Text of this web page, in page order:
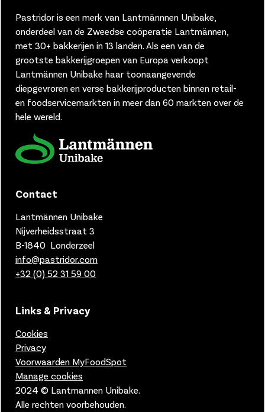
Pastridor is een merk van Lantmännnen Unibake,
onderdeel van de Zweedse coöperatie Lantmännen,
met 30+ bakkerijen in 13 landen. Als een van de
grootste bakkerijgroepen van Europa verkoopt
Lantmännen Unibake haar toonaangevende
diepgevroren en verse bakkerijproducten binnen retail-
en foodservicemarkten in meer dan 60 markten over de
hele wereld.
Contact
Lantmännen Unibake
Nijverheidsstraat 3
B-1840 Londerzeel
info@pastridor.com
+32 (0) 52 31 59 00
Links & Privacy
Cookies
Privacy
Voorwaarden MyFoodSpot
Manage cookies
2024 © Lantmannen Unibake.
Alle rechten voorbehouden.